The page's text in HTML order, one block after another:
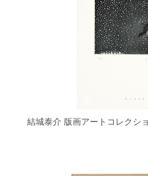
結城泰介 版画アートコレクシ